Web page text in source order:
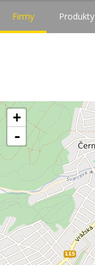
Firmy Produkty
+
-